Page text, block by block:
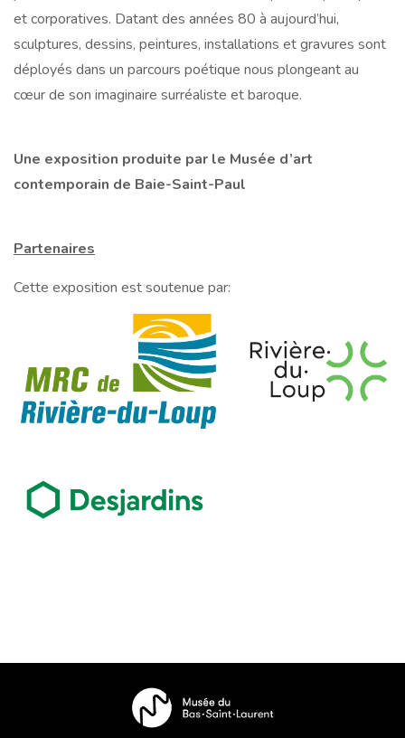
et corporatives. Datant des années 80 à aujourd’hui,
sculptures, dessins, peintures, installations et gravures sont
déployés dans un parcours poétique nous plongeant au
cœur de son imaginaire surréaliste et baroque.
Une exposition produite par le Musée d’art
contemporain de Baie-Saint-Paul
Partenaires
Cette exposition est soutenue par: